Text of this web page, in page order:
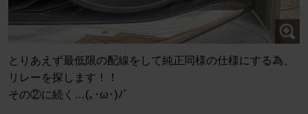
とりあえず最低限の配線をして純正同様の仕様にする為、
リレーを探します！！
その②に続く…(｡･ω･)ﾉﾞ